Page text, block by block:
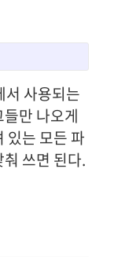
사용되는
만 나오게
있는 모든 파
쓰면 된다.